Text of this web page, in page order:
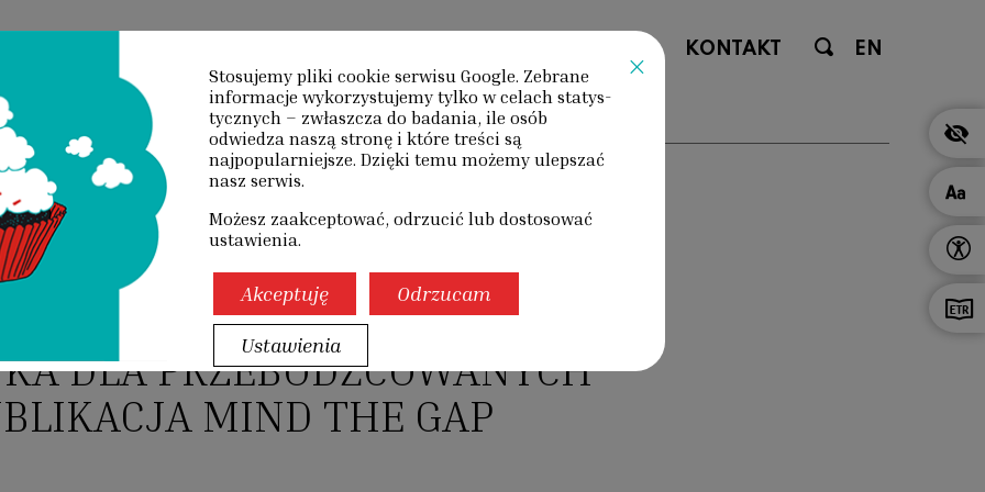
KONTAKT EN
/ SZTUKA DLA PRZEBODŹCOWANYCH – PUBLIKACJA MIND THE GAP
DLA PRZEBODŹCOWANYCH
MIND THE GAP
×
Stosujemy pliki cookie serwisu Google. Zebrane
informacje wyko­rzystujemy tylko w celach statys­
tycznych – zwłaszcza do badania, ile osób
odwiedza naszą stronę i które treści są
najpopularniejsze. Dzięki temu możemy ulepszać
nasz serwis.
Możesz zaakceptować, odrzucić lub dostosować
ustawienia.
Akceptuję Odrzucam
Ustawienia